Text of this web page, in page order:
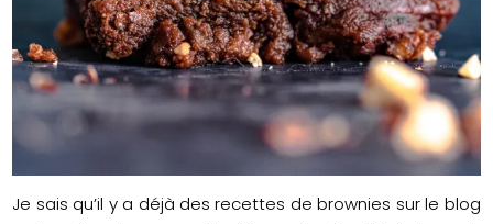
Je sais qu’il y a déjà des recettes de brownies sur le blog